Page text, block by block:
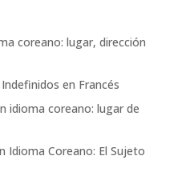
coreano: lugar, dirección
en Francés
idioma coreano: lugar de
Idioma Coreano: El Sujeto